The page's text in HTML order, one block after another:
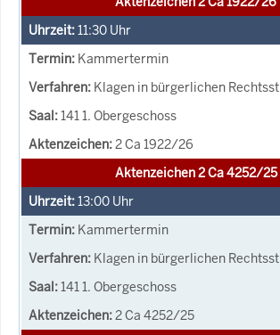
11:30 Uhr
Kammertermin
Klagen in bürgerlichen
141 1. Obergeschoss
2 Ca 1922/26
Aktenzeichen 2 Ca 4252/25
13:00 Uhr
Kammertermin
Klagen in bürgerlichen
141 1. Obergeschoss
2 Ca 4252/25